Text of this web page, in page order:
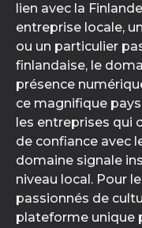
lien avec la
entreprise locale,
ou un particulier
finlandaise, le
présence
ce magnifique
les entreprises qui
de confiance avec
domaine signale
niveau local. Pour
passionnés de
plateforme unique